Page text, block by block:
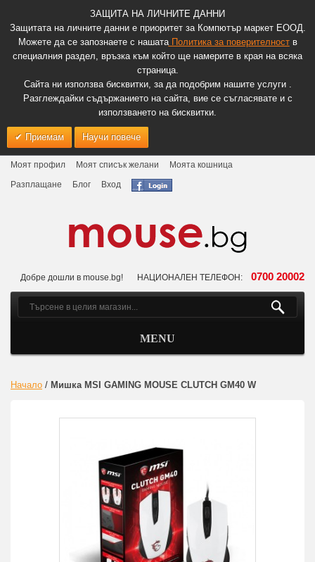
ЗАЩИТА НА ЛИЧНИТЕ ДАННИ
Защитата на личните данни е приоритет за Компютър маркет ЕООД.
Можете да се запознаете с нашатаПолитика за поверителноств
специалния раздел, връзка към който ще намерите в края на всяка
страница.
Сайта ни използва бисквитки, за да подобрим нашите услуги .
Разглеждайки съдържанието на сайта, вие се съгласявате и с
използването на бисквитки.
Приемам Научи повече
Моят профил Моят списък желани
Моята кошница
Разплащане
Блог Вход
Добре дошли в mouse.bg! НАЦИОНАЛЕН ТЕЛЕФОН: 0700 20002
MENU
Начало / Мишка MSI GAMING MOUSE CLUTCH GM40 W